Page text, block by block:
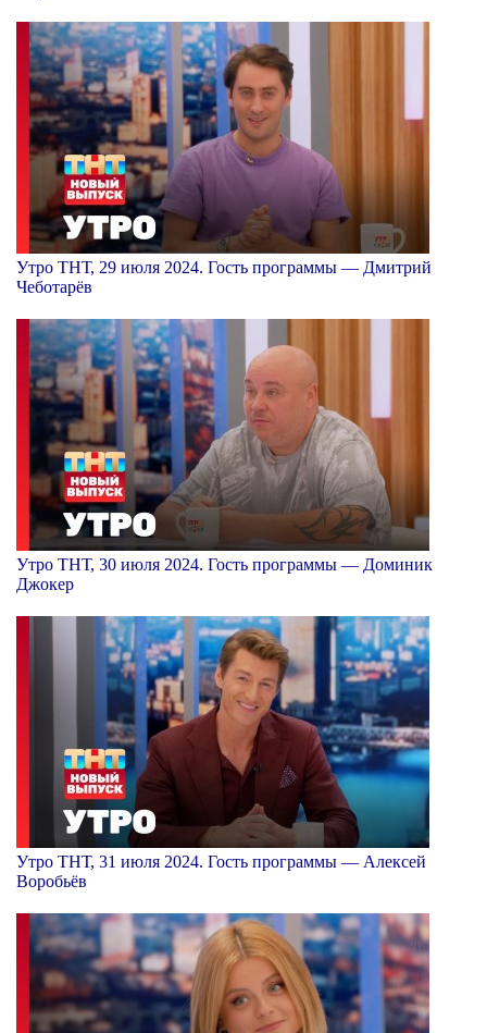
Утро ТНТ, 29 июля 2024. Гость программы — Дмитрий
Чеботарёв
Утро ТНТ, 30 июля 2024. Гость программы — Доминик
Джокер
Утро ТНТ, 31 июля 2024. Гость программы — Алексей
Воробьёв